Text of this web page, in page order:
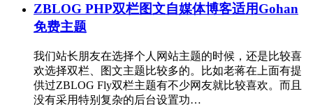
ZBLOG PHP双栏图文自媒体博客适用Gohan
免费主题
我们站长朋友在选择个人网站主题的时候，还是比较喜
欢选择双栏、图文主题比较多的。比如老蒋在上面有提
供过ZBLOG Fly双栏主题有不少网友就比较喜欢。而且
没有采用特别复杂的后台设置功…